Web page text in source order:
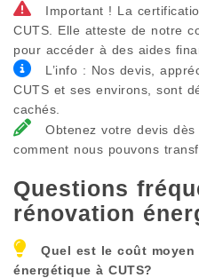
Important ! La
CUTS. Elle atteste de notre
pour accéder à des aides
L’info : Nos devis,
CUTS et ses environs, sont
cachés.
Obtenez votre devis
comment nous pouvons
Questions
rénovation
Quel est le coût moyen
énergétique à CUTS?